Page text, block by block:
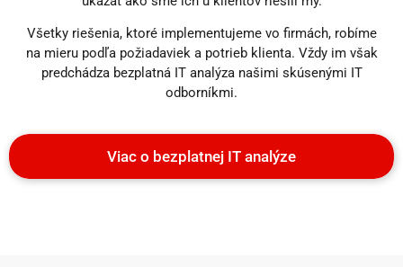
Všetky riešenia, ktoré implementujeme vo firmách, robíme
na mieru podľa požiadaviek a potrieb klienta. Vždy im však
predchádza bezplatná IT analýza našimi skúsenými IT
odborníkmi.
Viac o bezplatnej IT analýze